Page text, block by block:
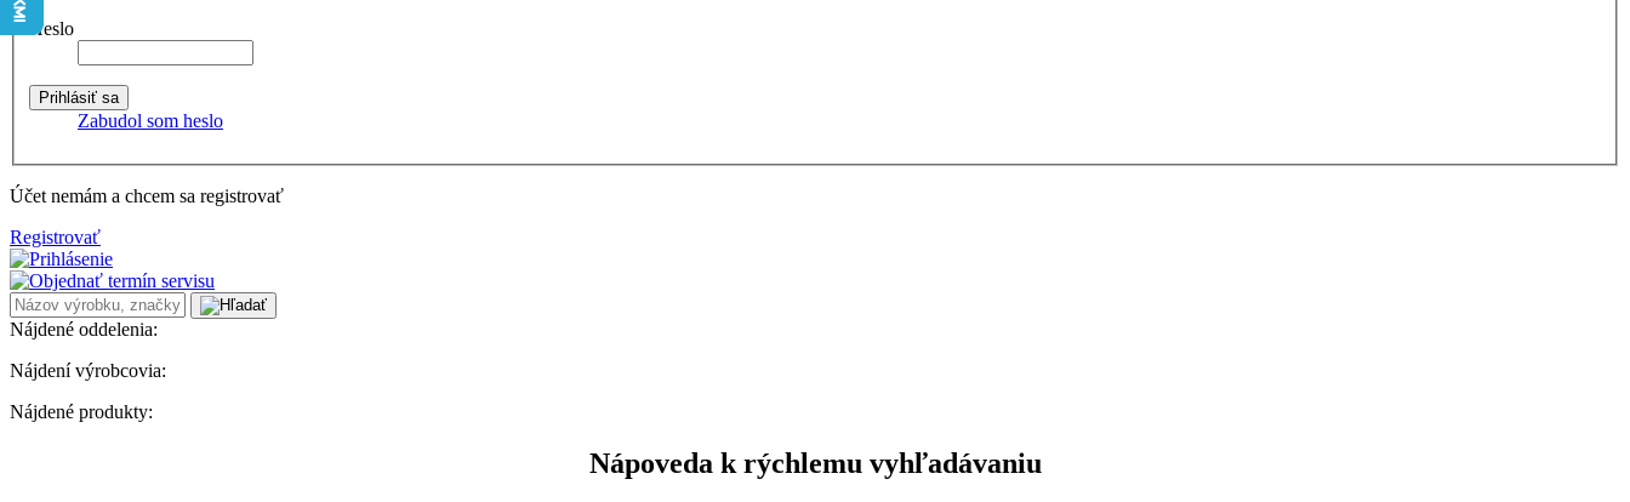
Heslo
Zabudol som heslo
Účet nemám a chcem sa registrovať
Registrovať
Nájdené oddelenia:
Nájdení výrobcovia:
Nájdené produkty:
Nápoveda k rýchlemu vyhľadávaniu